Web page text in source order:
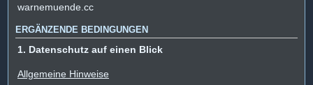
warnemuende.cc
ERGÄNZENDE BEDINGUNGEN
1. Datenschutz auf einen Blick
Allgemeine Hinweise